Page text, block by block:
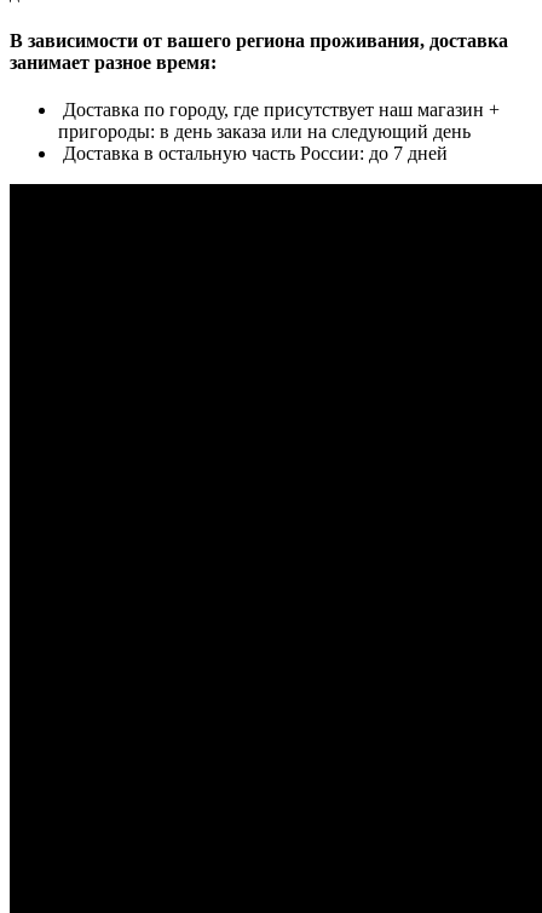
В зависимости от вашего региона проживания, доставка
занимает разное время:
Доставка по городу, где присутствует наш магазин +
пригороды: в день заказа или на следующий день
Доставка в остальную часть России: до 7 дней